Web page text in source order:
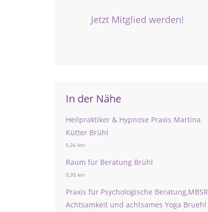
Jetzt Mitglied werden!
In der Nähe
Heilpraktiker & Hypnose Praxis Martina
Kütter Brühl
0,26 km
Raum für Beratung Brühl
0,30 km
Praxis für Psychologische Beratung,MBSR
Achtsamkeit und achtsames Yoga Bruehl